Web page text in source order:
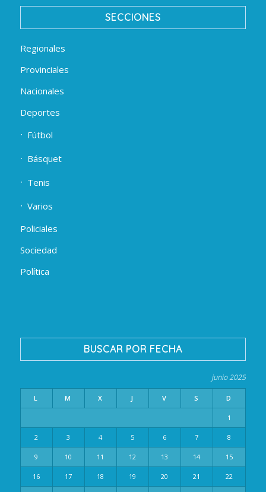
SECCIONES
Regionales
Provinciales
Nacionales
Deportes
Fútbol
Básquet
Tenis
Varios
Policiales
Sociedad
Política
BUSCAR POR FECHA
junio 2025
L M X J V S D
1
2 3 4 5 6 7 8
9 10 11 12 13 14 15
16 17 18 19 20 21 22